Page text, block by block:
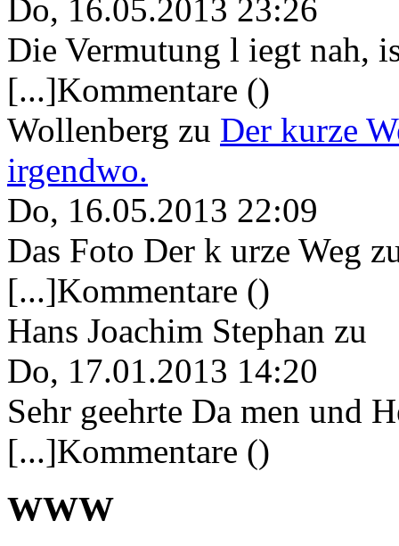
Do, 16.05.2013 23:26
Die Vermutung l iegt nah,
[...]Kommentare ()
Wollenberg zu Der kurze
irgendwo.
Do, 16.05.2013 22:09
Das Foto Der k urze Weg
[...]Kommentare ()
Hans Joachim Stephan zu
Do, 17.01.2013 14:20
Sehr geehrte Da men und
[...]Kommentare ()
WWW